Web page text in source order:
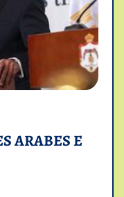
ARABES E